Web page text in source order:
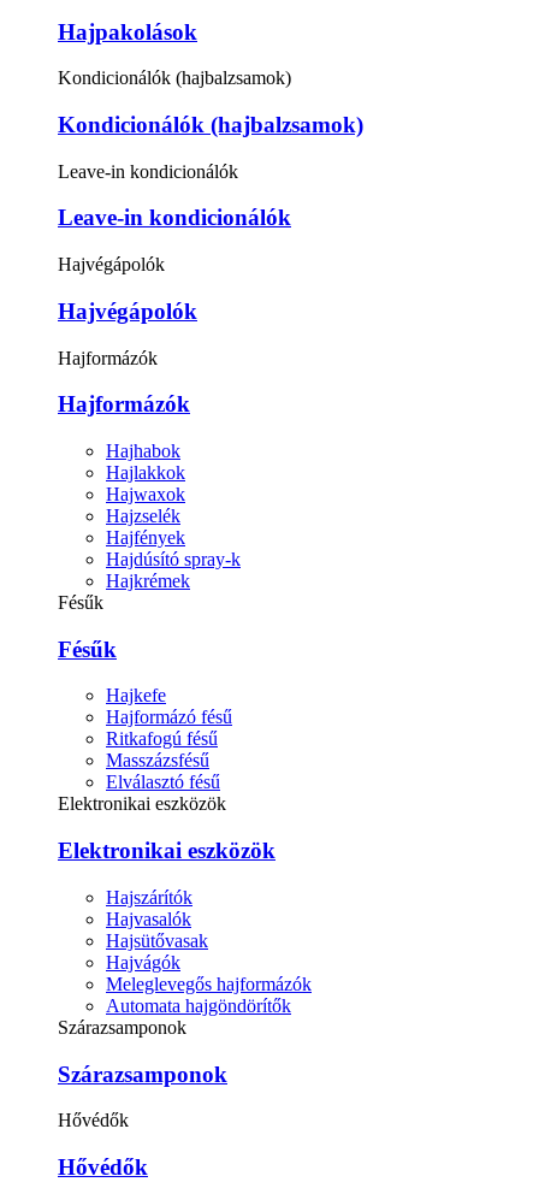
Hajpakolások
Kondicionálók (hajbalzsamok)
Kondicionálók (hajbalzsamok)
Leave-in kondicionálók
Leave-in kondicionálók
Hajvégápolók
Hajvégápolók
Hajformázók
Hajformázók
Hajhabok
Hajlakkok
Hajwaxok
Hajzselék
Hajfények
Hajdúsító spray-k
Hajkrémek
Fésűk
Fésűk
Hajkefe
Hajformázó fésű
Ritkafogú fésű
Masszázsfésű
Elválasztó fésű
Elektronikai eszközök
Elektronikai eszközök
Hajszárítók
Hajvasalók
Hajsütővasak
Hajvágók
Meleglevegős hajformázók
Automata hajgöndörítők
Szárazsamponok
Szárazsamponok
Hővédők
Hővédők